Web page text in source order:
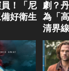
！「尼
好衛生
劇？
為「
清界線